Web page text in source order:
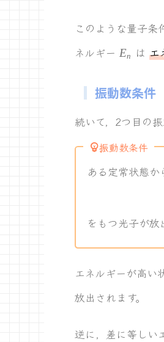
このような量子条
ネルギー E_n
En はエ
振動数条件
続いて，2つ目の振
振動数条件
ある定常状態
をもつ光子が放
エネルギーが高い
放出されます。
逆に，差に等しい